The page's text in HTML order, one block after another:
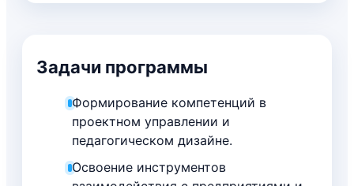
Задачи программы
Формирование компетенций в
проектном управлении и
педагогическом дизайне.
Освоение инструментов